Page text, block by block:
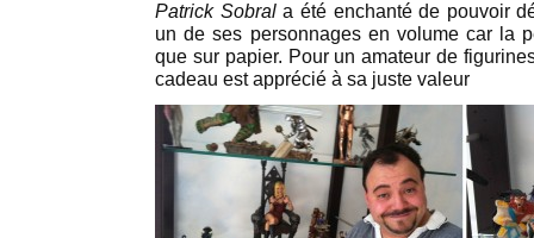
Patrick Sobrala été enchanté de pouvoir
un de ses personnages en volume car la
que sur papier. Pour un amateur de
cadeau est apprécié à sa juste valeur